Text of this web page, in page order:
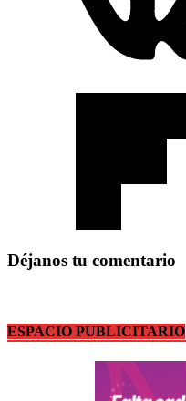
Déjanos tu comentario
ESPACIO PUBLICITARIO